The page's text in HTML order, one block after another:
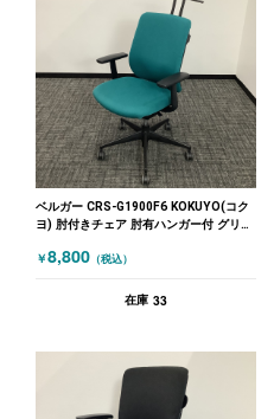
ベルガー CRS-G1900F6 KOKUYO(コク
ヨ) 肘付きチェア 肘有ハンガー付 グリー
￥8,800 （税込）
在庫 33